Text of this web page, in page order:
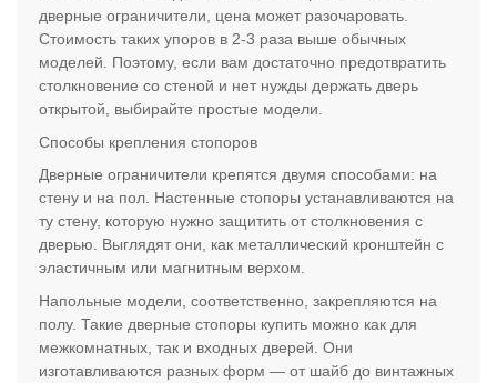
дверные ограничители, цена может разочаровать.
Стоимость таких упоров в 2-3 раза выше обычных
моделей. Поэтому, если вам достаточно предотвратить
столкновение со стеной и нет нужды держать дверь
открытой, выбирайте простые модели.
Способы крепления стопоров
Дверные ограничители крепятся двумя способами: на
стену и на пол. Настенные стопоры устанавливаются на
ту стену, которую нужно защитить от столкновения с
дверью. Выглядят они, как металлический кронштейн с
эластичным или магнитным верхом.
Напольные модели, соответственно, закрепляются на
полу. Такие дверные стопоры купить можно как для
межкомнатных, так и входных дверей. Они
изготавливаются разных форм — от шайб до винтажных